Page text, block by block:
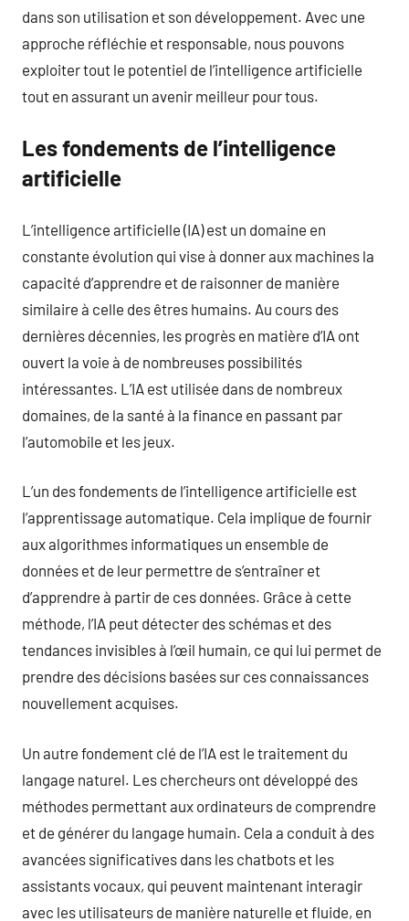
dans son utilisation et son développement. Avec une
approche réfléchie et responsable, nous pouvons
exploiter tout le potentiel de l’intelligence artificielle
tout en assurant un avenir meilleur pour tous.
Les fondements de l’intelligence
artificielle
L’intelligence artificielle (IA) est un domaine en
constante évolution qui vise à donner aux machines la
capacité d’apprendre et de raisonner de manière
similaire à celle des êtres humains. Au cours des
dernières décennies, les progrès en matière d’IA ont
ouvert la voie à de nombreuses possibilités
intéressantes. L’IA est utilisée dans de nombreux
domaines, de la santé à la finance en passant par
l’automobile et les jeux.
L’un des fondements de l’intelligence artificielle est
l’apprentissage automatique. Cela implique de fournir
aux algorithmes informatiques un ensemble de
données et de leur permettre de s’entraîner et
d’apprendre à partir de ces données. Grâce à cette
méthode, l’IA peut détecter des schémas et des
tendances invisibles à l’œil humain, ce qui lui permet de
prendre des décisions basées sur ces connaissances
nouvellement acquises.
Un autre fondement clé de l’IA est le traitement du
langage naturel. Les chercheurs ont développé des
méthodes permettant aux ordinateurs de comprendre
et de générer du langage humain. Cela a conduit à des
avancées significatives dans les chatbots et les
assistants vocaux, qui peuvent maintenant interagir
avec les utilisateurs de manière naturelle et fluide, en